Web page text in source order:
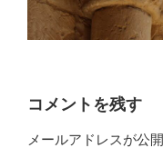
コメントを残す
メールアドレスが公